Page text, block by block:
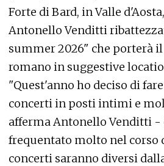
Forte di Bard, in Valle
Antonello Venditti
summer 2026" che porterà
romano in suggestive
"Quest'anno ho deciso di
concerti in posti intimi e
afferma Antonello Venditti -
frequentato molto nel corso
concerti saranno diversi